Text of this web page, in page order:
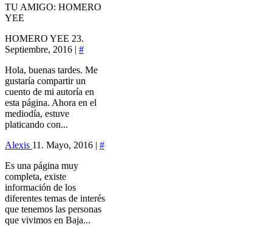
TU AMIGO: HOMERO
YEE
HOMERO YEE 23.
Septiembre, 2016 | #
Hola, buenas tardes. Me
gustaría compartir un
cuento de mi autoría en
esta página. Ahora en el
mediodía, estuve
platicando con...
Alexis 11. Mayo, 2016 | #
Es una página muy
completa, existe
información de los
diferentes temas de interés
que tenemos las personas
que vivimos en Baja...